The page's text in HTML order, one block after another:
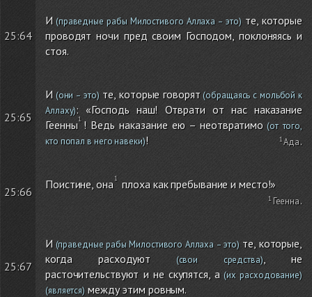
25:64
И(праведные рабы Милостивого Аллаха – это)те, которые
проводят ночи пред своим Господом, поклоняясь и
стоя.
25:65
И(они – это)те, которые говорят(обращаясь с мольбой к
Аллаху): «Господь наш! Отврати от нас наказание
Геенны ! Ведь наказание ею – неотвратимо (от того,
кто попал в него навеки)! Ада.
25:66
Поистине, она плоха как пребывание и место!»
Геенна.
25:67
И(праведные рабы Милостивого Аллаха – это)те, которые,
когда расходуют (свои средства), не
расточительствуют и не скупятся, а (их расходование)
(является) между этим ровным.